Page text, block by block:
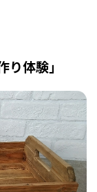
中華
アウトドア
メンズ
キッズ
ペット
その他
体験」